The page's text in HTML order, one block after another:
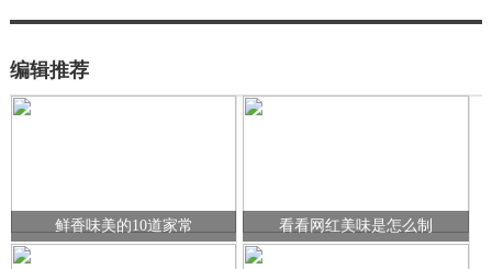
编辑推荐
鲜香味美的10道家常 看看网红美味是怎么制